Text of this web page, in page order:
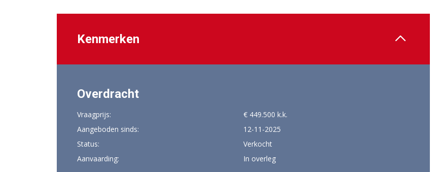
Kenmerken
Overdracht
Vraagprijs:
€ 449.500 k.k.
Aangeboden sinds:
12-11-2025
Status:
Verkocht
Aanvaarding:
In overleg